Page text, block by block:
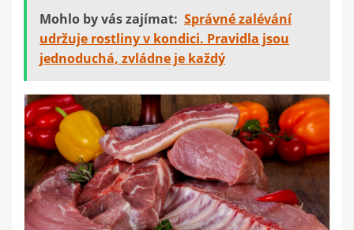
Mohlo by vás zajímat: Správné zalévání
udržuje rostliny v kondici. Pravidla jsou
jednoduchá, zvládne je každý